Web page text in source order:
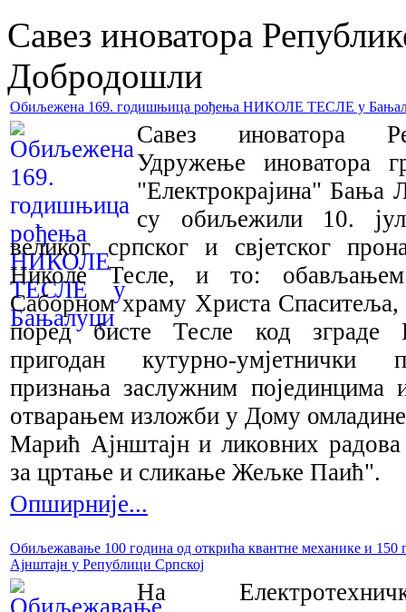
Савез иноватора
Добродошли
Обиљежена 169. годишњица рођења НИКОЛЕ ТЕСЛЕ у
Савез иноватора
Удружење иноватора
"Електрокрајина" Бања
су обиљежили 10.
великог српског и свјетског
Николе Тесле, и то:
Саборном храму Христа Спаситеља,
поред бисте Тесле код зграде
пригодан кутурно-умјетнички
признања заслужним појединцима
отварањем изложби у Дому
Марић Ајнштајн и ликовних радова
за цртање и сликање Жељке Паић".
Опширније...
Обиљежавање 100 година од открића квантне механике и
Ајнштајн у Републици Српској
На